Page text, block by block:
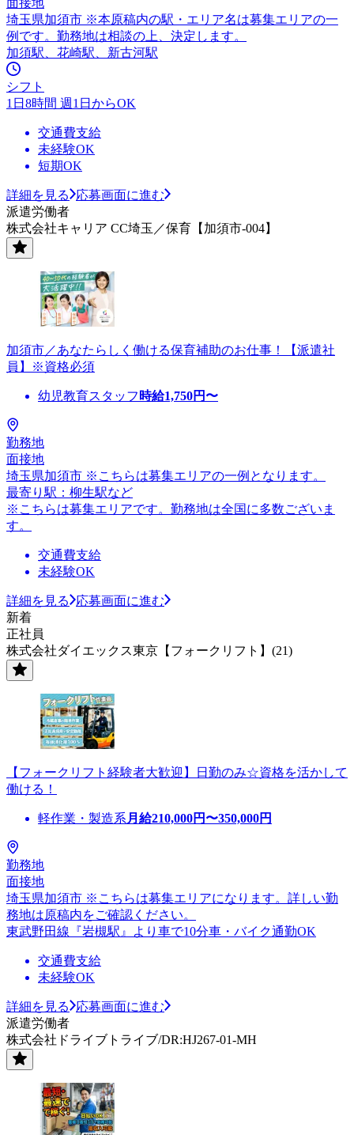
埼玉県加須市 ※本原稿内の駅・エリア名は募集エリアの一
例です。勤務地は相談の上、決定します。
加須駅、花崎駅、新古河駅
シフト
1日8時間 週1日からOK
交通費支給
未経験OK
短期OK
詳細を見る
応募画面に進む
派遣労働者
株式会社キャリア CC埼玉／保育【加須市-004】
加須市／あなたらしく働ける保育補助のお仕事！【派遣社
員】※資格必須
幼児教育スタッフ 時給1,750円〜
勤務地
面接地
埼玉県加須市 ※こちらは募集エリアの一例となります。
最寄り駅：柳生駅など
※こちらは募集エリアです。勤務地は全国に多数ございま
す。
交通費支給
未経験OK
詳細を見る
応募画面に進む
新着
正社員
株式会社ダイエックス東京【フォークリフト】(21)
【フォークリフト経験者大歓迎】日勤のみ☆資格を活かして
働ける！
軽作業・製造系 月給210,000円〜350,000円
勤務地
面接地
埼玉県加須市 ※こちらは募集エリアになります。詳しい勤
務地は原稿内をご確認ください。
東武野田線『岩槻駅』より車で10分車・バイク通勤OK
交通費支給
未経験OK
詳細を見る
応募画面に進む
派遣労働者
株式会社ドライブトライブ/DR:HJ267-01-MH